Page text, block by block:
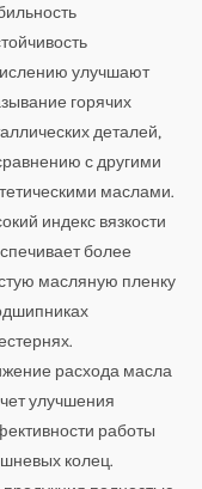
улучшают
горячих
деталей,
с другими
маслами.
индекс вязкости
более
масляную пленку
расхода масла
улучшения
работы
колец.